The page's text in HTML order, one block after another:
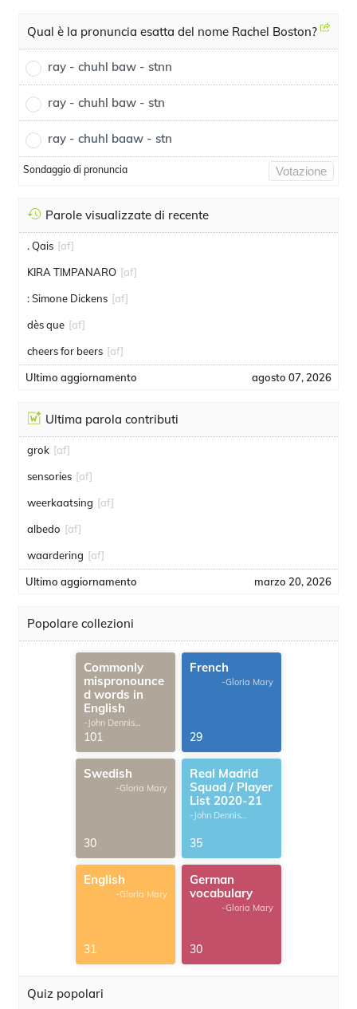
Qual è la pronuncia esatta del nome Rachel Boston?
ray - chuhl baw - stnn
ray - chuhl baw - stn
ray - chuhl baaw - stn
Sondaggio di pronuncia Votazione
Parole visualizzate di recente
. Qais [af]
KIRA TIMPANARO [af]
: Simone Dickens [af]
dès que [af]
cheers for beers [af]
Ultimo aggiornamento agosto 07, 2026
Ultima parola contributi
grok [af]
sensories [af]
weerkaatsing [af]
albedo [af]
waardering [af]
Ultimo aggiornamento marzo 20, 2026
Popolare collezioni
Commonly
mispronounce
d words in
English
-John Dennis
G.Thomas
101
French
-Gloria Mary
29
Swedish
-Gloria Mary
30
Real Madrid
Squad / Player
List 2020-21
-John Dennis
35
English
-Gloria Mary
31
German
vocabulary
-Gloria Mary
30
Quiz popolari